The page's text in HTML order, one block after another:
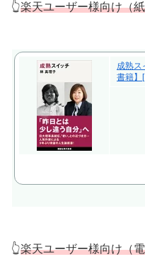
👆楽天ユーザー様向け（
成熟ス
書籍】
👆楽天ユーザー様向け（